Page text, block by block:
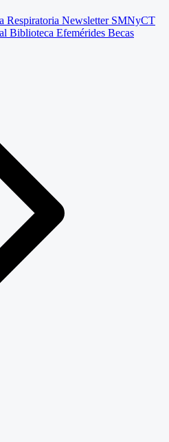
Respiratoria Newsletter SMNyCT
Biblioteca Efemérides Becas